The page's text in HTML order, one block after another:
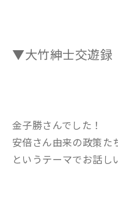
▼大竹紳士交遊録
金子勝さんでした！
安倍さん由来の政策
というテーマでお話し